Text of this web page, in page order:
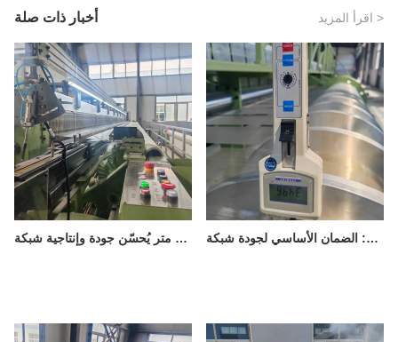
أخبار ذات صلة اقرأ المزيد >
تحديث تقني يعزز الكفاءة! نولنا بطول 8.5 متر يُحسّن جودة وإنتاجية شبكة PPS التحكم الدقيق في الشد: الضمان الأساسي لجودة شبكة PPS من Shuguang Netting